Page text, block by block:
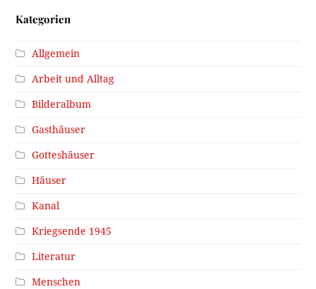
Kategorien
Allgemein
Arbeit und Alltag
Bilderalbum
Gasthäuser
Gotteshäuser
Häuser
Kanal
Kriegsende 1945
Literatur
Menschen